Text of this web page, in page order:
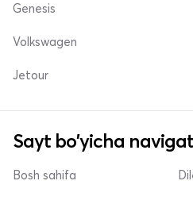
Genesis
Volkswagen
Jetour
Sayt bo'yicha
Bosh sahifa